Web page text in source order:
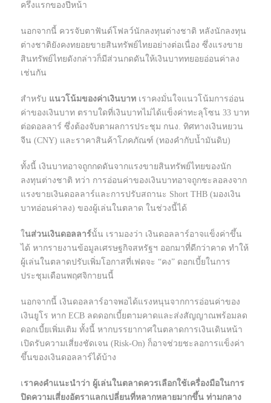
ครึ่งแรกของปีหน้า
นอกจากนี้ ควรจับตาฟันด์โฟลว์นักลงทุนต่างชาติ หลังนักลงทุน
ต่างชาติยังคงทยอยขายสินทรัพย์ไทยอย่างต่อเนื่อง ซึ่งแรงขาย
สินทรัพย์ไทยดังกล่าวก็มีส่วนกดดันให้เงินบาททยอยอ่อนค่าลง
เช่นกัน
สำหรับ แนวโน้มของค่าเงินบาท เราคงมั่นใจแนวโน้มการอ่อน
ค่าของเงินบาท ตราบใดที่เงินบาทไม่ได้แข็งค่าทะลุโซน 33 บาท
ต่อดอลลาร์ ซึ่งต้องจับตาผลการประชุม กนง. ทิศทางเงินหยวน
จีน (CNY) และราคาสินค้าโภคภัณฑ์ (ทองคำกับน้ำมันดิบ)
ทั้งนี้ เงินบาทอาจถูกกดดันจากแรงขายสินทรัพย์ไทยของนัก
ลงทุนต่างชาติ ทว่า การอ่อนค่าของเงินบาทอาจถูกชะลอลงจาก
แรงขายเงินดอลลาร์และการปรับสถานะ Short THB (มองเงิน
บาทอ่อนค่าลง) ของผู้เล่นในตลาด ในช่วงนี้ได้
ในส่วนเงินดอลลาร์นั้น เรามองว่า เงินดอลลาร์อาจแข็งค่าขึ้น
ได้ หากรายงานข้อมูลเศรษฐกิจสหรัฐฯ ออกมาที่ดีกว่าคาด ทำให้
ผู้เล่นในตลาดปรับเพิ่มโอกาสที่เฟดจะ “คง” ดอกเบี้ยในการ
ประชุมเดือนพฤศจิกายนนี้
นอกจากนี้ เงินดอลลาร์อาจพอได้แรงหนุนจากการอ่อนค่าของ
เงินยูโร หาก ECB ลดดอกเบี้ยตามคาดและส่งสัญญาณพร้อมลด
ดอกเบี้ยเพิ่มเติม ทั้งนี้ หากบรรยากาศในตลาดการเงินเดินหน้า
เปิดรับความเสี่ยงชัดเจน (Risk-On) ก็อาจช่วยชะลอการแข็งค่า
ขึ้นของเงินดอลลาร์ได้บ้าง
เราคงคำแนะนำว่า ผู้เล่นในตลาดควรเลือกใช้เครื่องมือในการ
ปิดความเสี่ยงอัตราแลกเปลี่ยนที่หลากหลายมากขึ้น ท่ามกลาง